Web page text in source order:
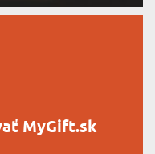
MyGift.sk